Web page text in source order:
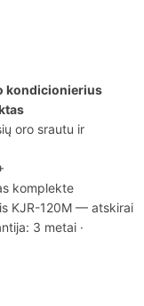
kondicionierius
oro srautu ir
komplekte
KJR-120M — atskirai
3 metai ·